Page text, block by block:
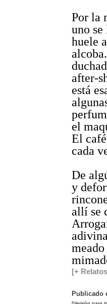
Por la
uno
huele
after-
está
el
El
cada
De
y
allí se
[+
Publicado